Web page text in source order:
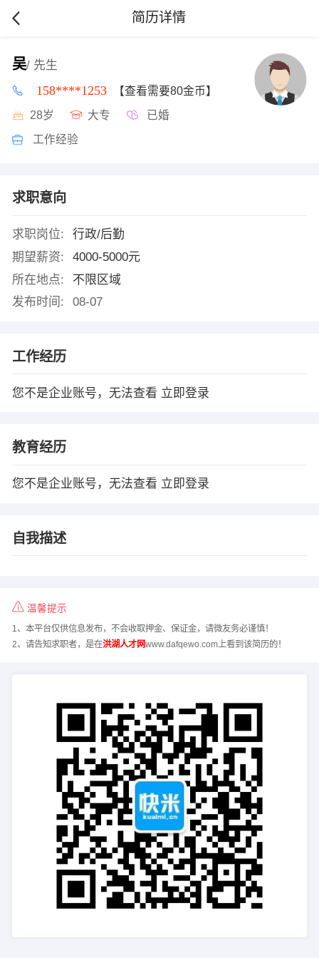
简历详情
吴/ 先生
158****1253 【查看需要80金币】
28岁 大专 已婚
工作经验
求职意向
求职岗位:
行政/后勤
期望薪资:
4000-5000元
所在地点:
不限区域
发布时间:
08-07
工作经历
您不是企业账号，无法查看 立即登录
教育经历
您不是企业账号，无法查看 立即登录
自我描述
温馨提示
1、本平台仅供信息发布，不会收取押金、保证金，请微友务必谨慎！
2、请告知求职者，是在洪湖人才网www.dafqewo.com上看到该简历的！